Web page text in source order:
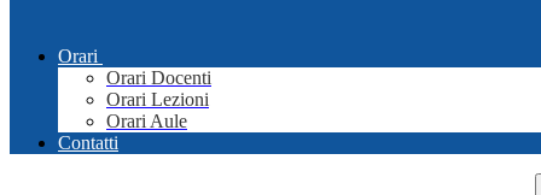
Orari
Orari Docenti
Orari Lezioni
Orari Aule
Contatti